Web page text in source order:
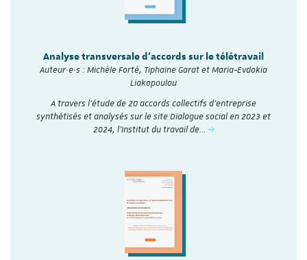
Analyse transversale d'accords sur le télétravail
Auteur·e·s : Michèle Forté, Tiphaine Garat et Maria-Evdokia
Liakopoulou
A travers l’étude de 20 accords collectifs d’entreprise
synthétisés et analysés sur le site Dialogue social en 2023 et
2024, l'Institut du travail de…